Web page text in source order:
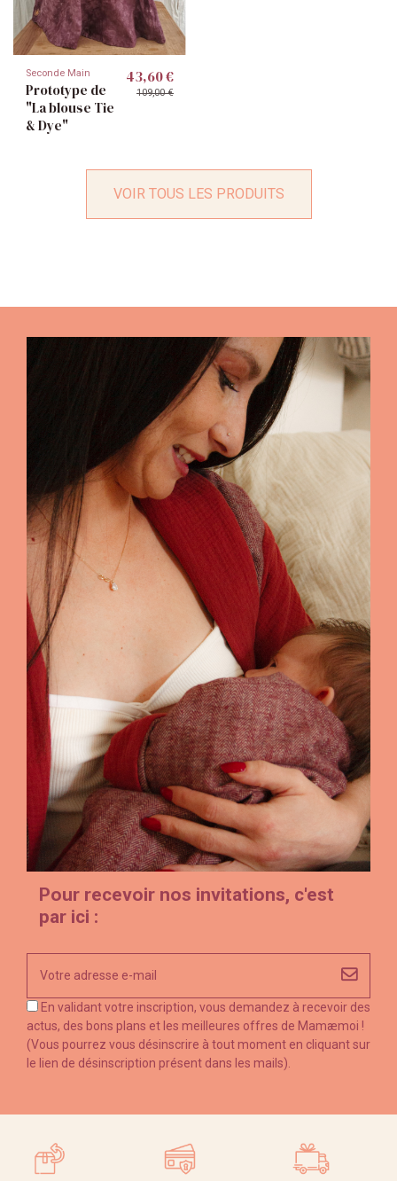
Seconde Main
Prototype de
"La blouse Tie
& Dye"
43,60 €
109,00 €
VOIR TOUS LES PRODUITS
Pour recevoir nos invitations, c'est
par ici :
En validant votre inscription, vous demandez à recevoir des
actus, des bons plans et les meilleures offres de Mamæmoi !
(Vous pourrez vous désinscrire à tout moment en cliquant sur
le lien de désinscription présent dans les mails).